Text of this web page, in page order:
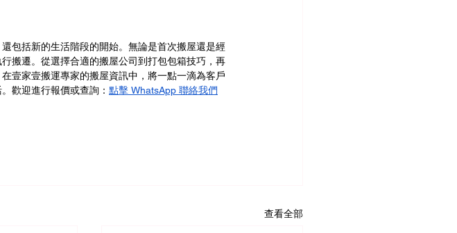
包括新的生活階段的開始。無論是首次搬屋還是經
搬遷。從選擇合適的搬屋公司到打包包箱技巧，再
壹家壹搬運專家的搬屋資訊中，將一點一滴為客戶
歡迎進行報價或查詢： 點擊 WhatsApp 聯絡我們
查看全部